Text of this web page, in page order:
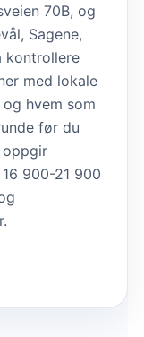
70B, og
Sagene,
kontrollere
med lokale
hvem som
før du
oppgir
900-21 900